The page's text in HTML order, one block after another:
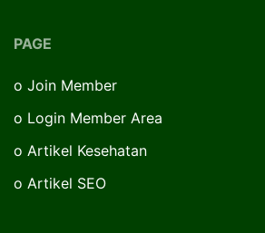
PAGE
o Join Member
o Login Member Area
o Artikel Kesehatan
o Artikel SEO